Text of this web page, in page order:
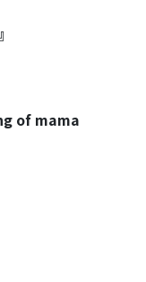
of mama